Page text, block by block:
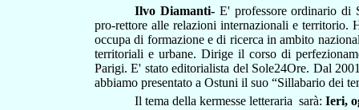
Ilvo Diamanti-E' professore ordinario di
pro-rettore alle relazioni internazionali e
occupa di formazione e di ricerca in ambito
territoriali e urbane. Dirige il corso di
Parigi. E' stato editorialista del Sole24Ore. Dal
abbiamo presentato a Ostuni il suo “Sillabario dei
Il tema della kermesse letteraria sarà: Ieri,